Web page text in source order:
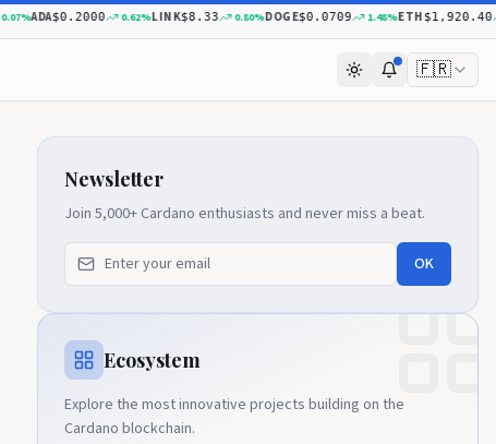
%ADA$0.2000 0.62%LINK$8.33 0.80%DOGE$0.0709 1.48%ETH$1,920.40
🇫🇷
Newsletter
Join 5,000+ Cardano enthusiasts and never miss a beat.
OK
Ecosystem
Explore the most innovative projects building on the
Cardano blockchain.